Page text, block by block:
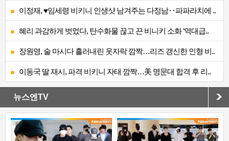
이정재, ♥임세령 비키니 인생샷 남겨주는 다정남‥파파라치에 ..
혜리 과감하게 벗었다, 탄수화물 끊고 끈 비니키 소화 ‘역대급..
장원영, 술 마시다 흘러내린 옷자락 깜짝…리즈 갱신한 인형 비..
이동국 딸 재시, 파격 비키니 자태 깜짝…美 명문대 합격 후 리..
뉴스엔TV